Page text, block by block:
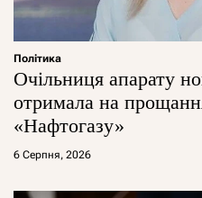
Політика
Очільниця апарату
отримала на
«Нафтогазу»
6 Серпня, 2026